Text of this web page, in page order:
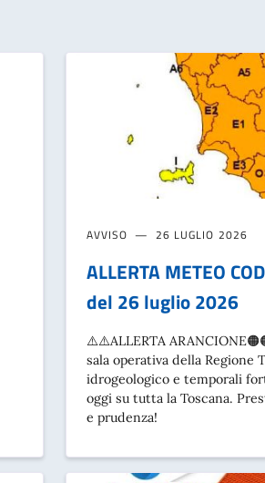
AVVISO 26 LUGLIO 2026
ALLERTA METEO
del 26 luglio 2026
⚠️⚠️ALLERTA
sala operativa della Regione
idrogeologico e temporali
oggi su tutta la Toscana.
e prudenza!